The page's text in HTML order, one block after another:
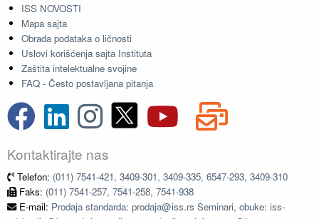
ISS NOVOSTI
Mapa sajta
Obrada podataka o ličnosti
Uslovi korišćenja sajta Instituta
Zaštita intelektualne svojine
FAQ - Često postavljana pitanja
Kontaktirajte nas
Telefon: (011) 7541-421, 3409-301, 3409-335, 6547-293, 3409-310
Faks: (011) 7541-257, 7541-258, 7541-938
E-mail: Prodaja standarda: prodaja@iss.rs Seminari, obuke: iss-